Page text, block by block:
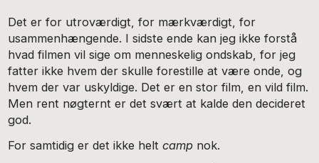
Det er for utroværdigt, for mærkværdigt, for
usammenhængende. I sidste ende kan jeg ikke forstå
hvad filmen vil sige om menneskelig ondskab, for jeg
fatter ikke hvem der skulle forestille at være onde, og
hvem der var uskyldige. Det er en stor film, en vild film.
Men rent nøgternt er det svært at kalde den decideret
god.
For samtidig er det ikke heltcamp nok.